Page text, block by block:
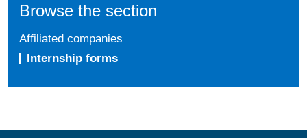
Browse the section
Affiliated companies
Internship forms